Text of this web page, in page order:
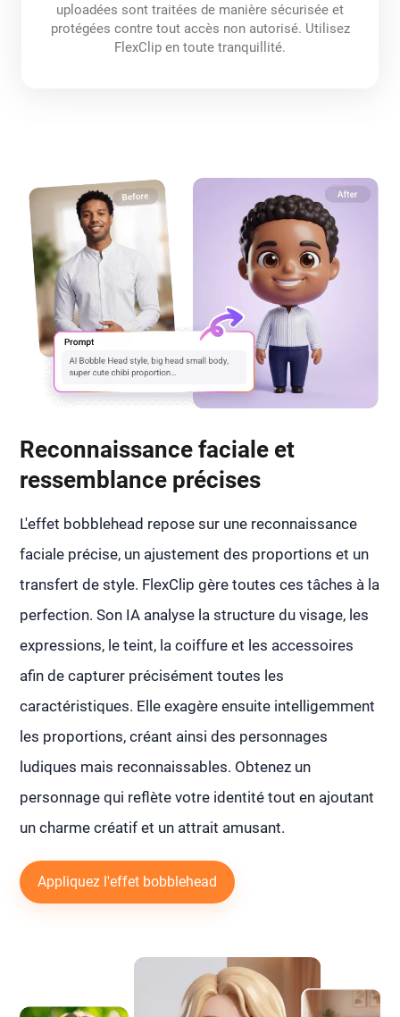
uploadées sont traitées de manière sécurisée et
protégées contre tout accès non autorisé. Utilisez
FlexClip en toute tranquillité.
Reconnaissance faciale et
ressemblance précises
L'effet bobblehead repose sur une reconnaissance
faciale précise, un ajustement des proportions et un
transfert de style. FlexClip gère toutes ces tâches à la
perfection. Son IA analyse la structure du visage, les
expressions, le teint, la coiffure et les accessoires
afin de capturer précisément toutes les
caractéristiques. Elle exagère ensuite intelligemment
les proportions, créant ainsi des personnages
ludiques mais reconnaissables. Obtenez un
personnage qui reflète votre identité tout en ajoutant
un charme créatif et un attrait amusant.
Appliquez l'effet bobblehead